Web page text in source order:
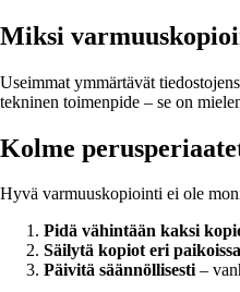
Miksi
Useimmat ymmärtävät
tekninen toimenpide – se on
Kolme
Hyvä varmuuskopiointi ei ole
Pidä vähintään kaksi
Säilytä kopiot eri paikoissa
Päivitä säännöllisesti–